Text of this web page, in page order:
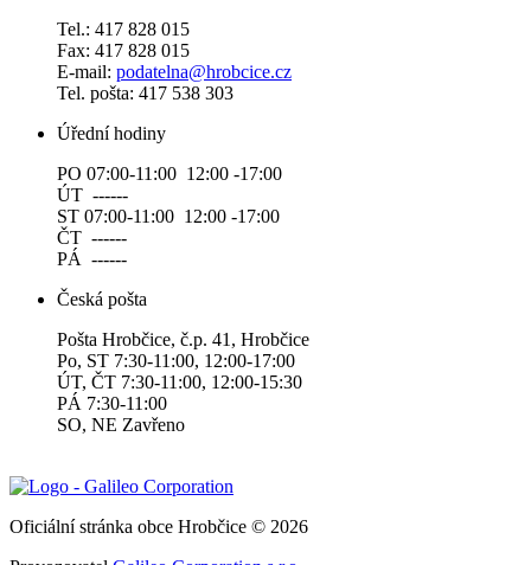
Tel.: 417 828 015
Fax: 417 828 015
E-mail: podatelna@hrobcice.cz
Tel. pošta: 417 538 303
Úřední hodiny
PO 07:00-11:00 12:00 -17:00
ÚT ------
ST 07:00-11:00 12:00 -17:00
ČT ------
PÁ ------
Česká pošta
Pošta Hrobčice, č.p. 41, Hrobčice
Po, ST 7:30-11:00, 12:00-17:00
ÚT, ČT 7:30-11:00, 12:00-15:30
PÁ 7:30-11:00
SO, NE Zavřeno
Oficiální stránka obce Hrobčice © 2026